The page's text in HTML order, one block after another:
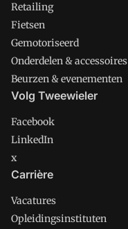
Retailing
Fietsen
Gemotoriseerd
Onderdelen & accessoires
Beurzen & evenementen
Volg Tweewieler
Facebook
LinkedIn
x
Carrière
Vacatures
Opleidingsinstituten